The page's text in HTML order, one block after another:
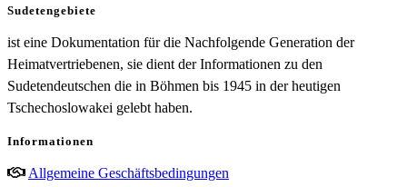
Sudetengebiete
ist eine Dokumentation für die Nachfolgende Generation der
Heimatvertriebenen, sie dient der Informationen zu den
Sudetendeutschen die in Böhmen bis 1945 in der heutigen
Tschechoslowakei gelebt haben.
Informationen
Allgemeine Geschäftsbedingungen